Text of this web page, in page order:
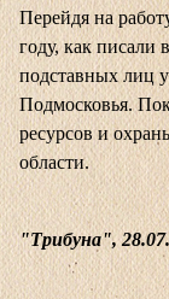
Перейдя на
году, как писали
подставных лиц
Подмосковья.
ресурсов и
области.
"Трибуна",